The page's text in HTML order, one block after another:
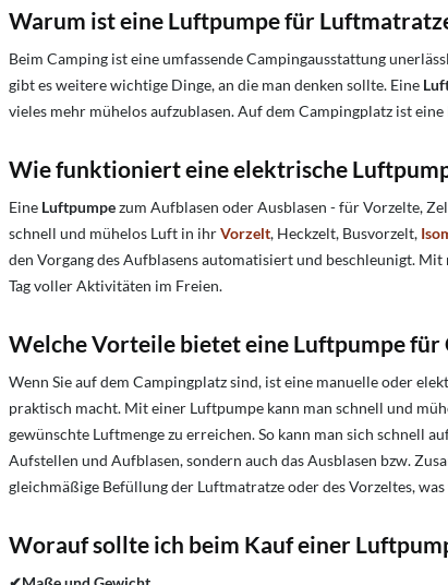
Warum ist eine Luftpumpe für
Beim Camping ist eine umfassende Campingausstattung
gibt es weitere wichtige Dinge, an die man denken sollte. Eine
vieles mehr mühelos aufzublasen. Auf dem Campingplatz ist
Wie funktioniert eine elektrische
Eine Luftpumpezum Aufblasen oder Ausblasen - für Vorzelte,
schnell und mühelos Luft in ihrVorzelt, Heckzelt, Busvorzelt,
den Vorgang des Aufblasens automatisiert und beschleunigt.
Tag voller Aktivitäten im Freien.
Welche Vorteile bietet eine Luftpumpe für
Wenn Sie auf dem Campingplatz sind, ist eine manuelle oder
praktisch macht. Mit einer Luftpumpe kann man schnell und
gewünschte Luftmenge zu erreichen. So kann man sich schnell
Aufstellen und Aufblasen, sondern auch das Ausblasen bzw.
gleichmäßige Befüllung der Luftmatratze oder des Vorzeltes,
Worauf sollte ich beim Kaufeiner